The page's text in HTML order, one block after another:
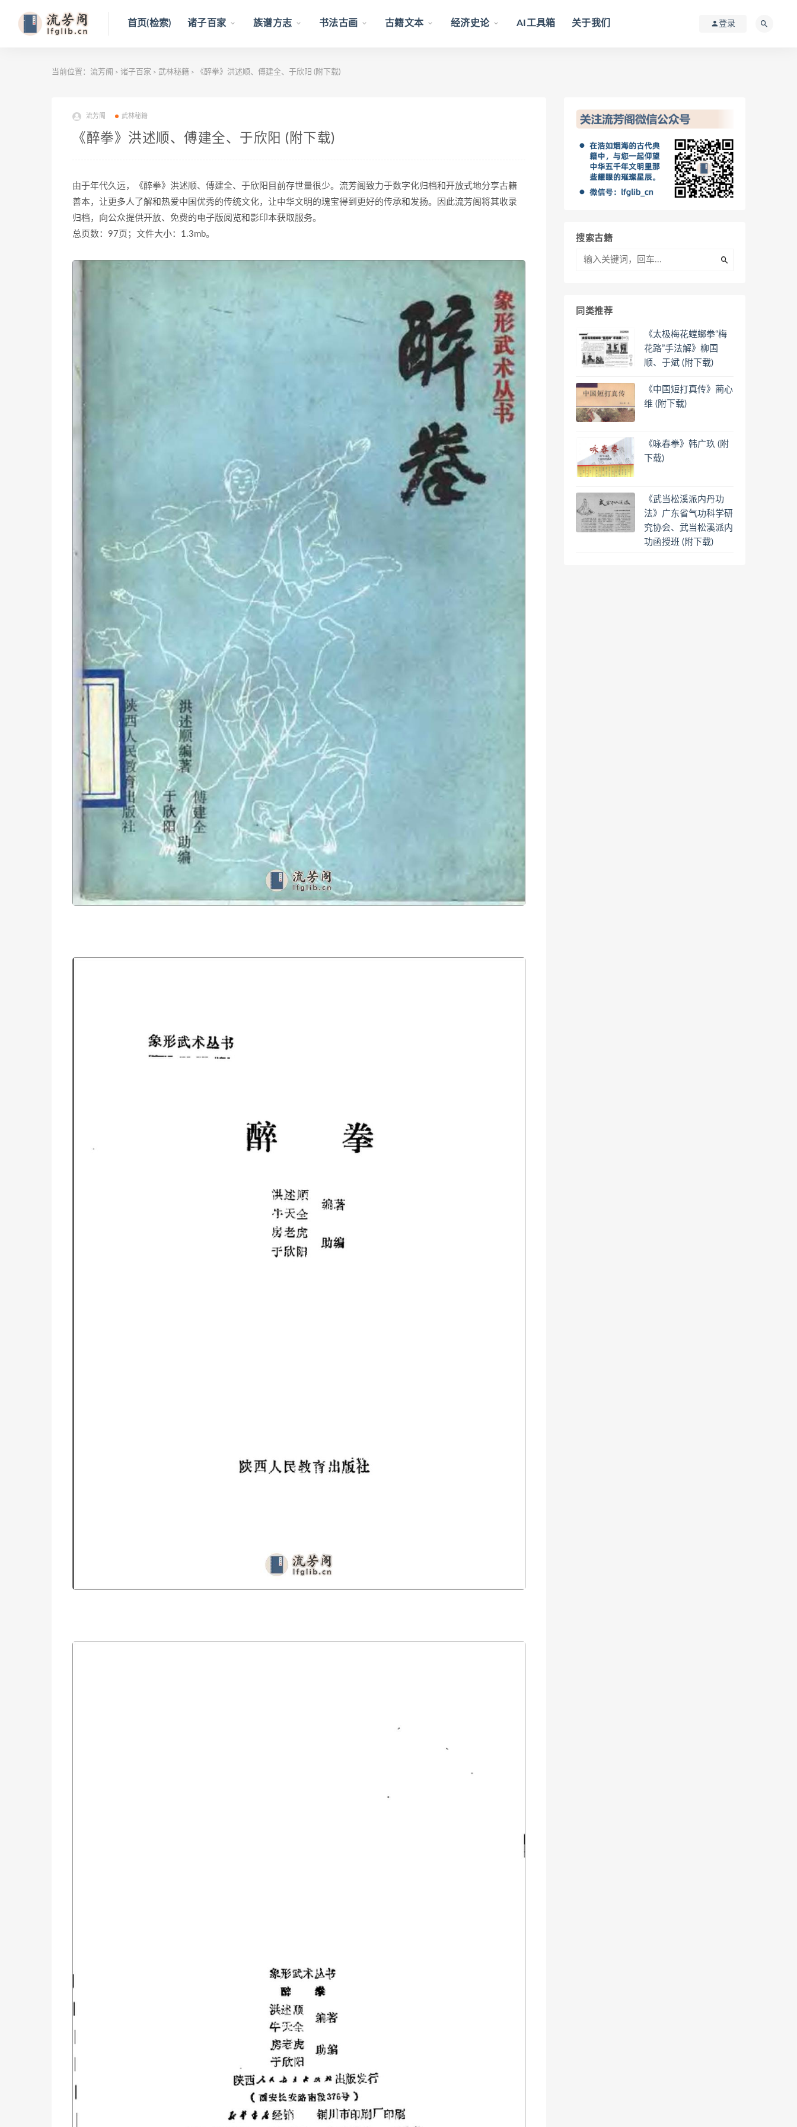
首页(检索) 诸子百家 族谱方志 书法古画 古籍文本 经济史论 AI工具箱 关于我们 登录
当前位置： 流芳阁 > 诸子百家 > 武林秘籍 > 《醉拳》洪述顺、傅建全、于欣阳 (附下载)
流芳阁 武林秘籍
《醉拳》洪述顺、傅建全、于欣阳 (附下载)
由于年代久远，《醉拳》洪述顺、傅建全、于欣阳目前存世量很少。流芳阁致力于数字化归档和开放式地分享古籍
善本，让更多人了解和热爱中国优秀的传统文化，让中华文明的瑰宝得到更好的传承和发扬。因此流芳阁将其收录
归档，向公众提供开放、免费的电子版阅览和影印本获取服务。
总页数：97页；文件大小：1.3mb。
搜索古籍
同类推荐
《太极梅花螳螂拳“梅
花路”手法解》柳国
顺、于斌 (附下载)
《中国短打真传》蔺心
维 (附下载)
《咏春拳》韩广玖 (附
下载)
《武当松溪派内丹功
法》广东省气功科学研
究协会、武当松溪派内
功函授班 (附下载)